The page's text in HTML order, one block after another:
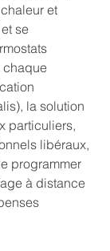
et
se
chaque
la solution
particuliers,
libéraux,
programmer
à distance